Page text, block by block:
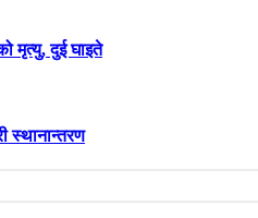
मृत्यु, दुई घाइते
स्थानान्तरण